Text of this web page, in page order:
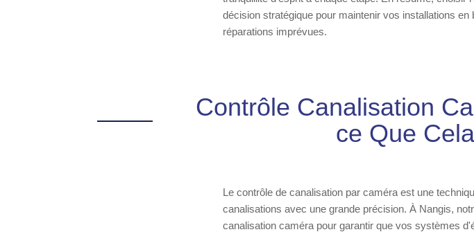
décision stratégique pour maintenir vos installations
réparations imprévues.
Contrôle Canalisation
ce Que
Le contrôle de canalisation par caméra est une
canalisations avec une grande précision. À Nangis,
canalisation caméra pour garantir que vos systèmes